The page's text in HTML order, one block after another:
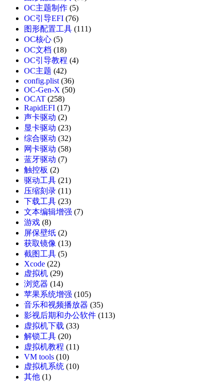
OC主题制作 (5)
OC引导EFI (76)
图形配置工具 (111)
OC核心 (5)
OC文档 (18)
OC引导教程 (4)
OC主题 (42)
config.plist(36)
OC-Gen-X (50)
OCAT (258)
RapidEFI (17)
声卡驱动 (2)
显卡驱动 (23)
综合驱动 (32)
网卡驱动 (58)
蓝牙驱动 (7)
触控板 (2)
驱动工具 (21)
压缩刻录 (11)
下载工具 (23)
文本编辑增强 (7)
游戏 (8)
屏保壁纸 (2)
获取镜像 (13)
截图工具 (5)
Xcode (22)
虚拟机 (29)
浏览器 (14)
苹果系统增强 (105)
音乐和视频播放器 (35)
影视后期和办公软件 (113)
虚拟机下载 (33)
解锁工具 (20)
虚拟机教程 (11)
VM tools (10)
虚拟机系统 (10)
其他 (1)